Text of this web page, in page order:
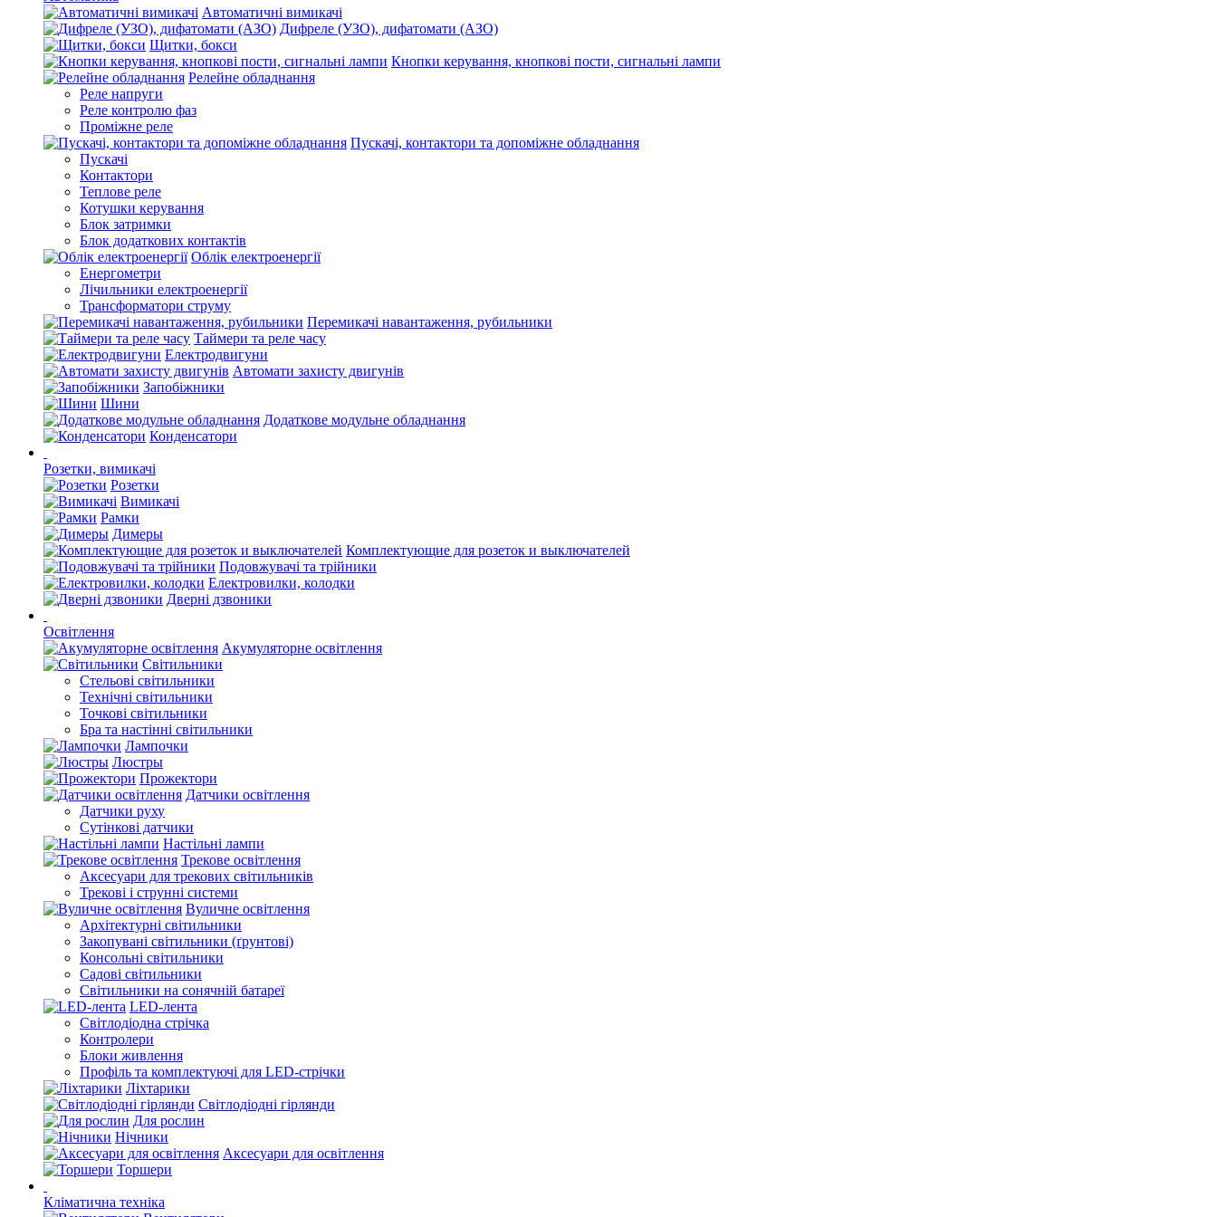
Автоматичні вимикачі
Дифреле (УЗО), дифатомати (АЗО)
Щитки, бокси
Кнопки керування, кнопкові пости, сигнальні лампи
Релейне обладнання
Реле напруги
Реле контролю фаз
Проміжне реле
Пускачі, контактори та допоміжне обладнання
Пускачі
Контактори
Теплове реле
Котушки керування
Блок затримки
Блок додаткових контактів
Облік електроенергії
Енергометри
Лічильники електроенергії
Трансформатори струму
Перемикачі навантаження, рубильники
Таймери та реле часу
Електродвигуни
Автомати захисту двигунів
Запобіжники
Шини
Додаткове модульне обладнання
Конденсатори
Розетки, вимикачі
Розетки
Вимикачі
Рамки
Димеры
Комплектующие для розеток и выключателей
Подовжувачі та трійники
Електровилки, колодки
Дверні дзвоники
Освітлення
Акумуляторне освітлення
Світильники
Стельові світильники
Технічні світильники
Точкові світильники
Бра та настінні світильники
Лампочки
Люстры
Прожектори
Датчики освітлення
Датчики руху
Сутінкові датчики
Настільні лампи
Трекове освітлення
Аксесуари для трекових світильників
Трекові і струнні системи
Вуличне освітлення
Архітектурні світильники
Закопувані світильники (ґрунтові)
Консольні світильники
Садові світильники
Світильники на сонячній батареї
LED-лента
Світлодіодна стрічка
Контролери
Блоки живлення
Профіль та комплектуючі для LED-стрічки
Ліхтарики
Світлодіодні гірлянди
Для рослин
Нічники
Аксесуари для освітлення
Торшери
Кліматична техніка